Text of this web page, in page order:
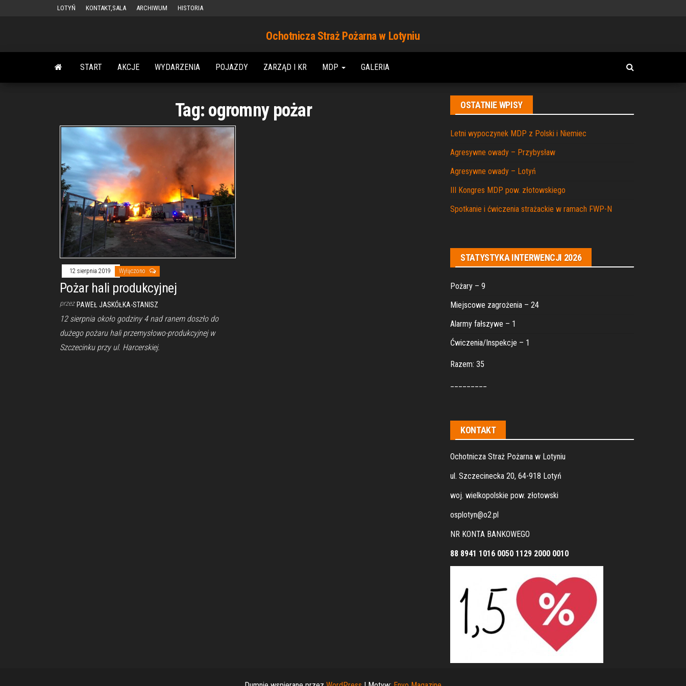
LOTYŃ KONTAKT,SALA ARCHIWUM HISTORIA
Ochotnicza Straż Pożarna w Lotyniu
START AKCJE WYDARZENIA POJAZDY ZARZĄD I KR MDP GALERIA
Tag: ogromny pożar
12 sierpnia 2019 Wyłączono
Pożar hali produkcyjnej
przez PAWEŁ JASKÓŁKA-STANISZ
12 sierpnia około godziny 4 nad ranem doszło do
dużego pożaru hali przemysłowo-produkcyjnej w
Szczecinku przy ul. Harcerskiej.
OSTATNIE WPISY
Letni wypoczynek MDP z Polski i Niemiec
Agresywne owady – Przybysław
Agresywne owady – Lotyń
III Kongres MDP pow. złotowskiego
Spotkanie i ćwiczenia strażackie w ramach FWP-N
STATYSTYKA INTERWENCJI 2026
Pożary – 9
Miejscowe zagrożenia – 24
Alarmy fałszywe – 1
Ćwiczenia/Inspekcje – 1
Razem: 35
KONTAKT
Ochotnicza Straż Pożarna w Lotyniu
ul. Szczecinecka 20, 64-918 Lotyń
woj. wielkopolskie pow. złotowski
osplotyn@o2.pl
NR KONTA BANKOWEGO
88 8941 1016 0050 1129 2000 0010